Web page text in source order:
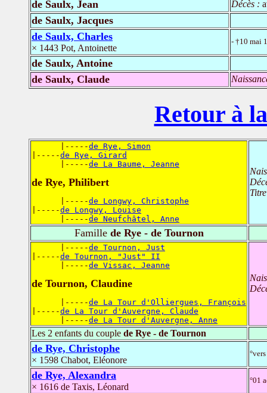
de Saulx, Jean Décès :
de Saulx, Jacques
de Saulx, Charles
× 1443 Pot, Antoinette
- †10 mai
de Saulx, Antoine
de Saulx, Claude
Retour à
      |-----
de Rye, Simon
|-----de Rye, Girard
      |-----
de La Baume, Jeanne
de Rye, Philibert
      |-----
de Longwy, Christophe
|-----de Longwy, Louise
      |-----
de Neufchâtel, Anne
Famillede Rye - de Tournon
      |-----
de Tournon, Just
|-----de Tournon, "Just" II
      |-----
de Vissac, Jeanne
de Tournon, Claudine
      |-----
de La Tour d'Olliergues, François
|-----de La Tour d'Auvergne, Claude
      |-----
de La Tour d'Auvergne, Anne
Les 2 enfants du couple de Rye - de Tournon
de Rye, Christophe
× 1598 Chabot, Eléonore
de Rye, Alexandra
× 1616 de Taxis, Léonard
°01